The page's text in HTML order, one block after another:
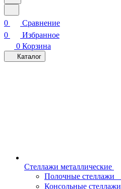
0
Сравнение
0
Избранное
0 Корзина
Каталог
Стеллажи металлические
Полочные стеллажи
Консольные стеллажи